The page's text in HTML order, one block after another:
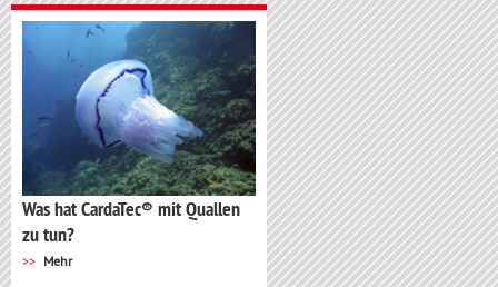
Was hat CardaTec® mit Quallen
zu tun?
Mehr